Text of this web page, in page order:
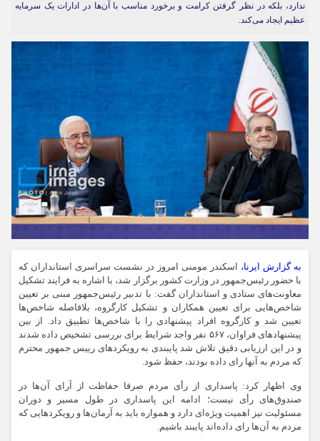
ندارد، بلکه در نظر گرفتن کرامت و برخورد مناسب با آن‌ها در ادارات یک سرمایه
عظیم ایجاد می‌کند.
به گزارش ایرنا، اسکندر مومنی امروز در نشست سراسری استانداران که
با حضور رئیس‌جمهور در وزارت کشور برگزار شد، با اشاره به فرایند تشکیل
معاونت‌های ستادی و استانداران گفت: با تدبیر رئیس‌جمهور مبنی بر تعیین
شاخص‌هایی برای تعیین همکاران و تشکیل کارگروه، بلافاصله شاخص‌ها
تعیین شد و کارگروه افراد پیشنهادی را با شاخص‌ها تطبیق داد. از بین
پیشنهادهای فراوان، ۵۶۷ نفر واجد شرایط برای بررسی تشخیص داده شدند
و در این ارزیابی دقیق تلاش شد پایبندی به رویکردهای رییس جمهور محترم
که مردم به آنها رای داده بودند، حفظ شود.
وی اظهار کرد: پاسداری از رأی مردم صرفا حفاظت از آرای آن‌ها در
صندوق‌های رأی نیست؛ ادامه این پاسداری در طول مسیر و دوران
مسئولیت نیز اهمیت ویژه‌ای دارد و همواره باید به آرمان‌ها و رویکردهایی که
مردم به آن‌ها رای داده‌اند پایبند باشیم.